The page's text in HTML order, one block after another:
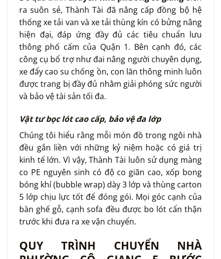
ra suôn sẻ, Thành Tài đã nâng cấp đồng bộ hệ
thống xe tải van và xe tải thùng kín có bửng nâng
hiện đại, đáp ứng đầy đủ các tiêu chuẩn lưu
thông phố cấm của Quận 1. Bên cạnh đó, các
công cụ bổ trợ như đai nâng người chuyên dụng,
xe đẩy cao su chống ồn, con lăn thông minh luôn
được trang bị đầy đủ nhằm giải phóng sức người
và bảo vệ tài sản tối đa.
Vật tư bọc lót cao cấp, bảo vệ đa lớp
Chúng tôi hiểu rằng mỗi món đồ trong ngôi nhà
đều gắn liền với những kỷ niệm hoặc có giá trị
kinh tế lớn. Vì vậy, Thành Tài luôn sử dụng màng
co PE nguyên sinh có độ co giãn cao, xốp bong
bóng khí (bubble wrap) dày 3 lớp và thùng carton
5 lớp chịu lực tốt để đóng gói. Mọi góc cạnh của
bàn ghế gỗ, cạnh sofa đều được bo lót cẩn thận
trước khi đưa ra xe vận chuyển.
QUY TRÌNH CHUYỂN NHÀ